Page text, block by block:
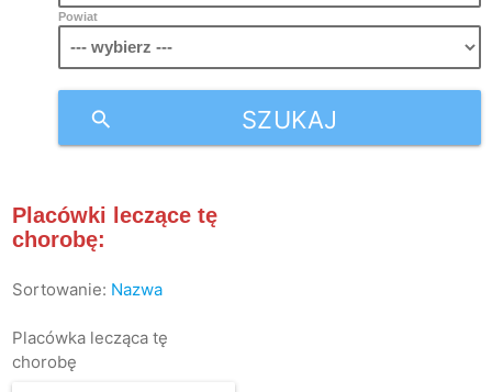
Powiat
SZUKAJ
search
Placówki leczące tę
chorobę:
Sortowanie: Nazwa
Placówka lecząca tę
chorobę